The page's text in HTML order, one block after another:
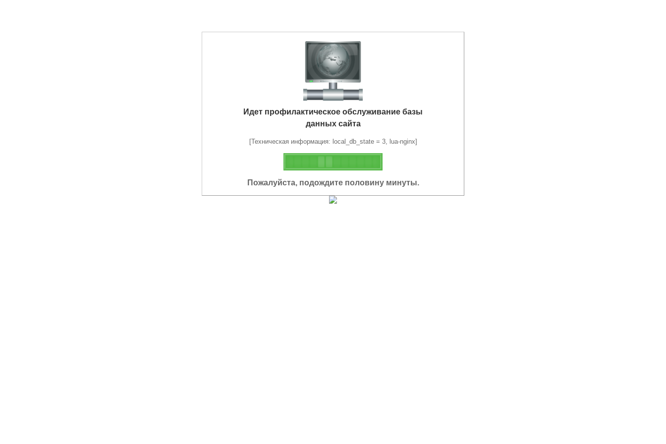
Идет профилактическое обслуживание базы
данных сайта
[Техническая информация: local_db_state = 3, lua-nginx]
Пожалуйста, подождите половину минуты.